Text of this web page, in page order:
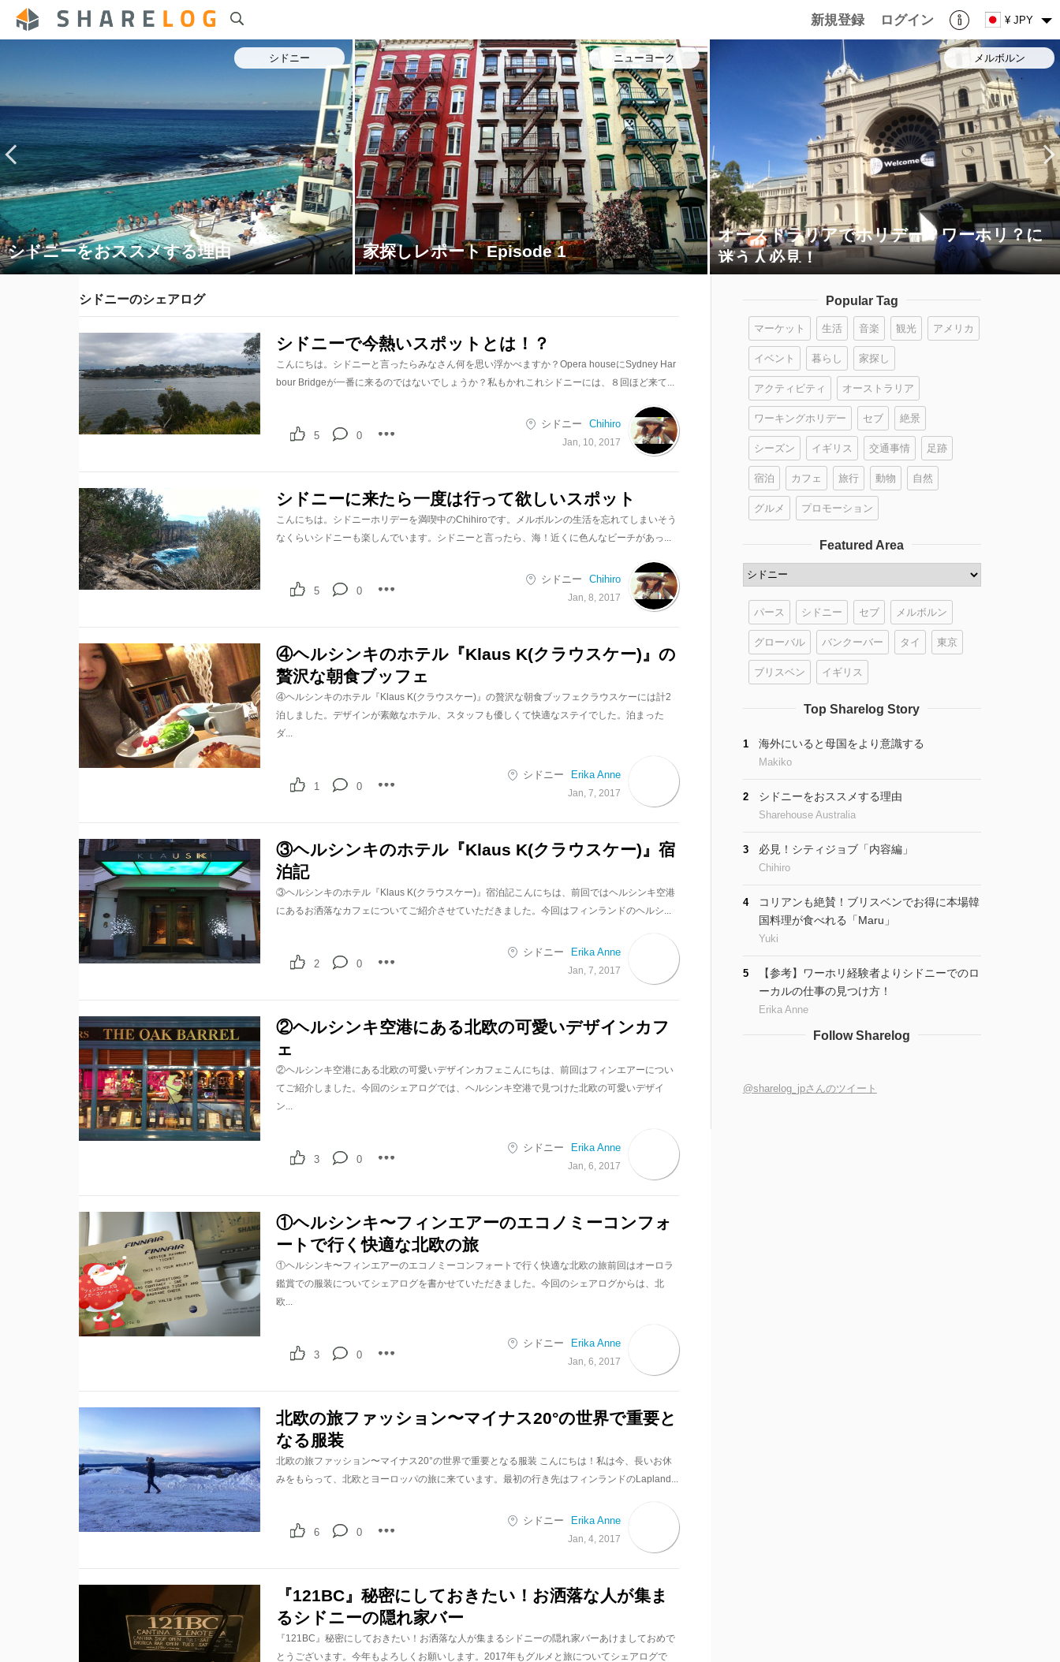
新規登録 ログイン ¥ JPY
シドニー
シドニーをおススメする理由
ニューヨーク
家探しレポート Episode 1
メルボルン
オーストラリアでホリデー？ワーホリ？に
迷う人必見！
シドニーのシェアログ
シドニーで今熱いスポットとは！？
こんにちは。シドニーと言ったらみなさん何を思い浮かべますか？Opera houseにSydney Har
bour Bridgeが一番に来るのではないでしょうか？私もかれこれシドニーには、８回ほど来て...
シドニー Chihiro
Jan, 10, 2017
0
5
シドニーに来たら一度は行って欲しいスポット
こんにちは。シドニーホリデーを満喫中のChihiroです。メルボルンの生活を忘れてしまいそう
なくらいシドニーも楽しんでいます。シドニーと言ったら、海！近くに色んなビーチがあっ...
シドニー Chihiro
Jan, 8, 2017
0
5
④ヘルシンキのホテル『Klaus K(クラウスケー)』の
贅沢な朝食ブッフェ
④ヘルシンキのホテル『Klaus K(クラウスケー)』の贅沢な朝食ブッフェクラウスケーには計2
泊しました。デザインが素敵なホテル、スタッフも優しくて快適なステイでした。泊まった
ダ...
シドニー Erika Anne
Jan, 7, 2017
0
1
③ヘルシンキのホテル『Klaus K(クラウスケー)』宿
泊記
③ヘルシンキのホテル『Klaus K(クラウスケー)』宿泊記こんにちは、前回ではヘルシンキ空港
にあるお洒落なカフェについてご紹介させていただきました。今回はフィンランドのヘルシ...
シドニー Erika Anne
Jan, 7, 2017
0
2
②ヘルシンキ空港にある北欧の可愛いデザインカフ
ェ
②ヘルシンキ空港にある北欧の可愛いデザインカフェこんにちは、前回はフィンエアーについ
てご紹介しました。今回のシェアログでは、ヘルシンキ空港で見つけた北欧の可愛いデザイ
ン...
シドニー Erika Anne
Jan, 6, 2017
0
3
①ヘルシンキ〜フィンエアーのエコノミーコンフォ
ートで行く快適な北欧の旅
①ヘルシンキ〜フィンエアーのエコノミーコンフォートで行く快適な北欧の旅前回はオーロラ
鑑賞での服装についてシェアログを書かせていただきました。今回のシェアログからは、北
欧...
シドニー Erika Anne
Jan, 6, 2017
0
3
北欧の旅ファッション〜マイナス20°の世界で重要と
なる服装
北欧の旅ファッション〜マイナス20°の世界で重要となる服装 こんにちは！私は今、長いお休
みをもらって、北欧とヨーロッパの旅に来ています。最初の行き先はフィンランドのLapland...
シドニー Erika Anne
Jan, 4, 2017
0
6
『121BC』秘密にしておきたい！お洒落な人が集ま
るシドニーの隠れ家バー
『121BC』秘密にしておきたい！お洒落な人が集まるシドニーの隠れ家バーあけましておめで
とうございます。今年もよろしくお願いします。2017年もグルメと旅についてシェアログで
Popular Tag
マーケット 生活 音楽 観光 アメリカ
イベント 暮らし 家探し
アクティビティ オーストラリア
ワーキングホリデー セブ 絶景
シーズン イギリス 交通事情 足跡
宿泊 カフェ 旅行 動物 自然
グルメ プロモーション
Featured Area
パース シドニー セブ メルボルン
グローバル バンクーバー タイ 東京
ブリスベン イギリス
Top Sharelog Story
1 海外にいると母国をより意識する
Makiko
2 シドニーをおススメする理由
Sharehouse Australia
3 必見！シティジョブ「内容編」
Chihiro
4
コリアンも絶賛！ブリスベンでお得に本場韓
国料理が食べれる「Maru」
Yuki
5
【参考】ワーホリ経験者よりシドニーでのロ
ーカルの仕事の見つけ方！
Erika Anne
Follow Sharelog
@sharelog_jpさんのツイート